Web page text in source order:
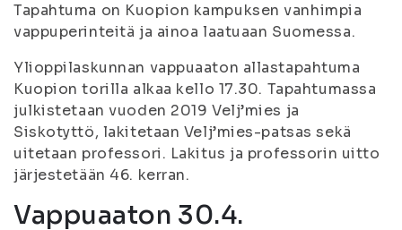
Tapahtuma on Kuopion kampuksen vanhimpia
vappuperinteitä ja ainoa laatuaan Suomessa.
Ylioppilaskunnan vappuaaton allastapahtuma
Kuopion torilla alkaa kello 17.30. Tapahtumassa
julkistetaan vuoden 2019 Velj’mies ja
Siskotyttö, lakitetaan Velj’mies-patsas sekä
uitetaan professori. Lakitus ja professorin uitto
järjestetään 46. kerran.
Vappuaaton 30.4.